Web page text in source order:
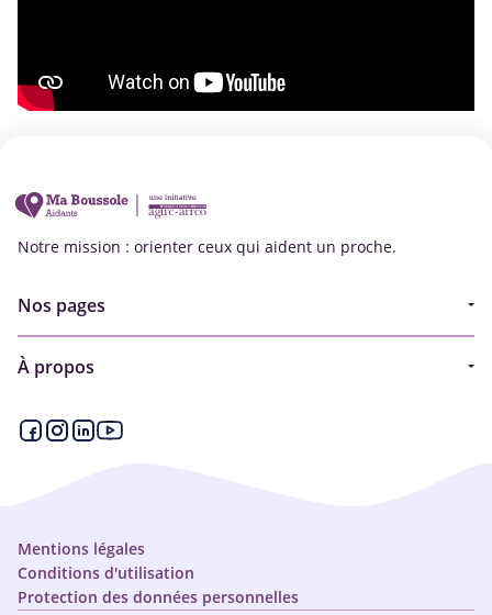
Notre mission : orienter ceux qui aident un proche.
Nos pages
Aides financières et congés
À propos
Qui sommes-nous ?
Mentions légales
Conditions d'utilisation
Protection des données personnelles